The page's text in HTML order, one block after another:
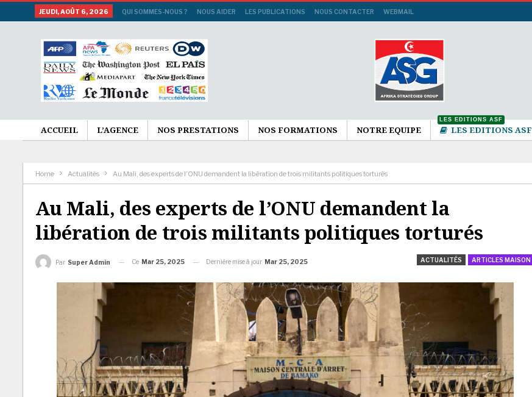
JEUDI, AOÛT 6, 2026 QUI SOMMES-NOUS ? NOUS AIDER LES PUBLICATIONS NOUS CONTACTER WEBMAIL
ACCUEIL L’AGENCE NOS PRESTATIONS NOS FORMATIONS NOTRE EQUIPE LES EDITIONS ASF
LES EDITIONS ASF
Home Actualités Au Mali, des experts de l’ONU demandent la libération de trois militants politiques torturés
Au Mali, des experts de l’ONU demandent la
libération de trois militants politiques torturés
ACTUALITÉS ARTICLES MAISON
Par Super Admin Ce Mar 25, 2025 Dernière mise à jour Mar 25, 2025